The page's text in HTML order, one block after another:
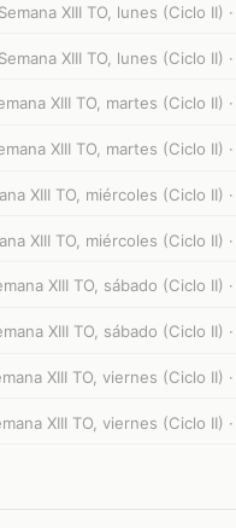
Semana XIII TO, lunes (Ciclo II) ·
Semana XIII TO, lunes (Ciclo II) ·
XIII TO, martes (Ciclo II) ·
XIII TO, martes (Ciclo II) ·
XIII TO, miércoles (Ciclo II) ·
XIII TO, miércoles (Ciclo II) ·
XIII TO, sábado (Ciclo II) ·
XIII TO, sábado (Ciclo II) ·
XIII TO, viernes (Ciclo II) ·
XIII TO, viernes (Ciclo II) ·